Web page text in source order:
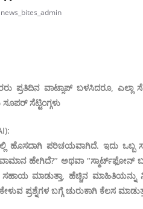
news_bites_admin
ಪ್ರತಿದಿನ ವಾಟ್ಸಾಪ್ ಬಳಸಿದರೂ,
ಸೆಟ್ಟಿಂಗ್ಗಳು
ಹೊಸದಾಗಿ ಪರಿಚಯವಾಗಿದೆ. ಇದು ಒಬ್ಬ
ಹೇಗಿದೆ?” ಅಥವಾ “ಸ್ಮಾರ್ಟ್‌ಫೋನ್
ಸಹಾಯ ಮಾಡುತ್ತಾ, ಹೆಚ್ಚಿನ
ಪ್ರಶ್ನೆಗಳ ಬಗ್ಗೆ ಚುರುಕಾಗಿ ಕೆಲಸ